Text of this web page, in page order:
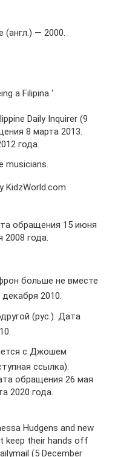
(англ.) — 2000.
a Filipina ‘
Daily Inquirer (9
8 марта 2013.
года.
musicians.
KidzWorld.com
обращения 15 июня
2008 года.
больше не вместе
2010.
(рус.). Дата
с Джошем
ссылка).
обращения 26 мая
2020 года.
Hudgens and new
keep their hands off
(5 December